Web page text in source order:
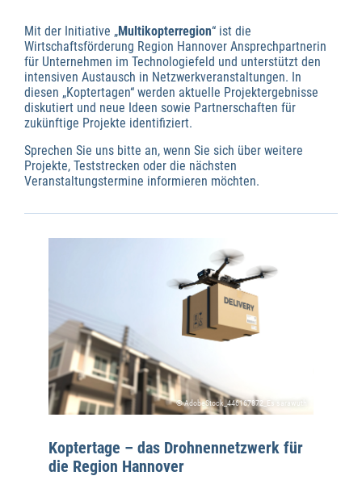
Mit der Initiative „Multikopterregion“ ist die
Wirtschaftsförderung Region Hannover Ansprechpartnerin
für Unternehmen im Technologiefeld und unterstützt den
intensiven Austausch in Netzwerkveranstaltungen. In
diesen „Koptertagen“ werden aktuelle Projektergebnisse
diskutiert und neue Ideen sowie Partnerschaften für
zukünftige Projekte identifiziert.
Sprechen Sie uns bitte an, wenn Sie sich über weitere
Projekte, Teststrecken oder die nächsten
Veranstaltungstermine informieren möchten.
© AdobeStock_446167872_Es sarawuth
Koptertage – das Drohnennetzwerk für
die Region Hannover